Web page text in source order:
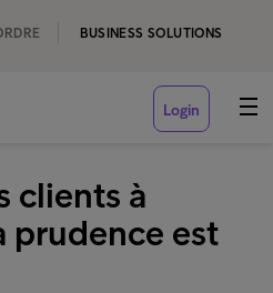
BUSINESS SOLUTIONS
Login
clients à
prudence est